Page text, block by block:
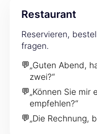
Restaurant
Reservieren,
fragen.
💬„Guten Abend,
zwei?“
💬„Können Sie mir
empfehlen?“
💬„Die Rechnung,